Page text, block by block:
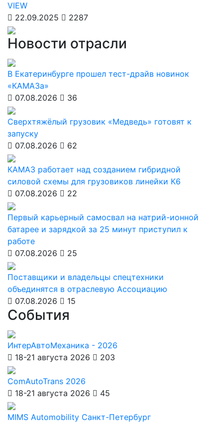
VIEW
22.09.2025
2287
Новости отрасли
В Екатеринбурге прошел тест-драйв новинок
«КАМАЗа»
07.08.2026
36
Сверхтяжёлый грузовик «Медведь» готовят к
запуску
07.08.2026
62
КАМАЗ работает над созданием гибридной
силовой схемы для грузовиков линейки К6
07.08.2026
22
Первый карьерный самосвал на натрий-ионной
батарее и зарядкой за 25 минут приступил к
работе
07.08.2026
25
Поставщики и владельцы спецтехники
объединятся в отраслевую Ассоциацию
07.08.2026
15
События
ИнтерАвтоМеханика - 2026
18-21 августа 2026
203
ComAutoTrans 2026
18-21 августа 2026
45
MIMS Automobility Санкт-Петербург